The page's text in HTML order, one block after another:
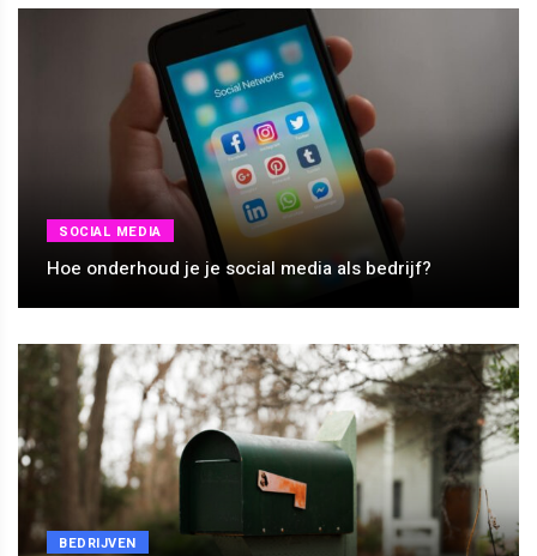
SOCIAL MEDIA
Hoe onderhoud je je social media als bedrijf?
BEDRIJVEN